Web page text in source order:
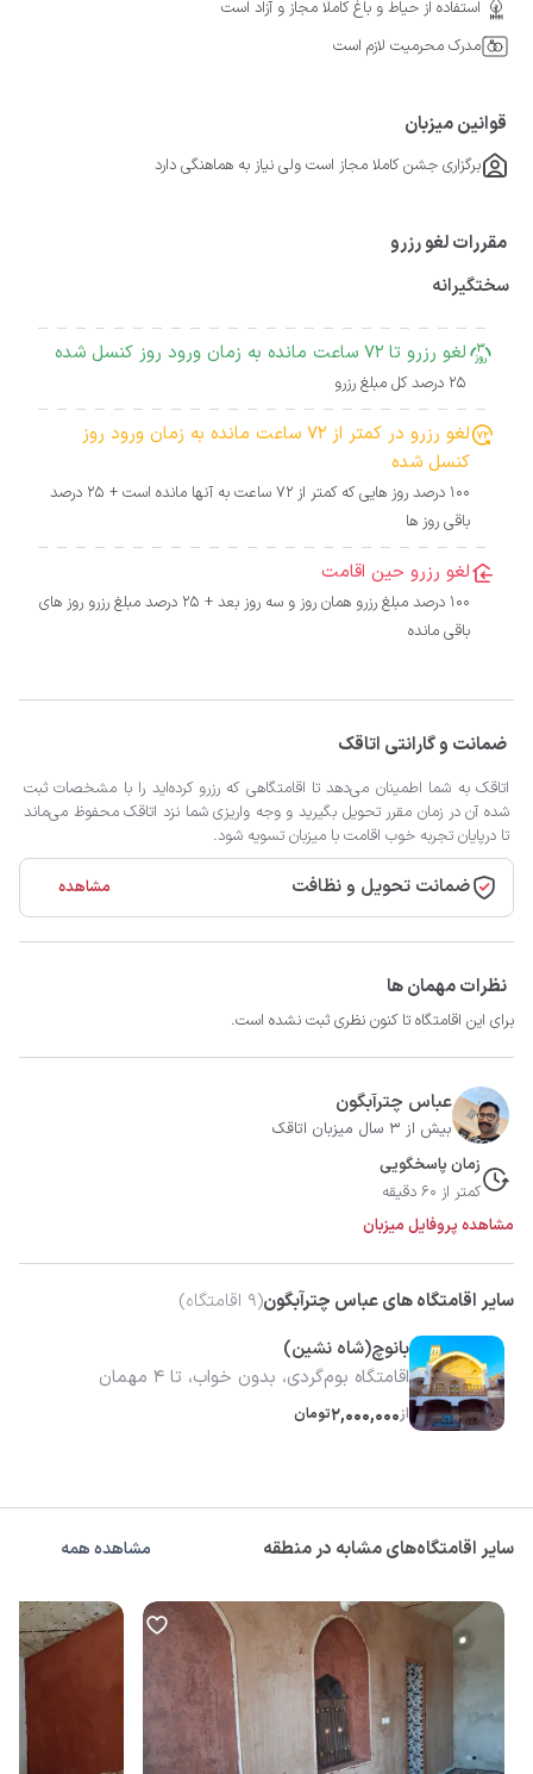
استفاده از حیاط و باغ کاملا مجاز و آزاد است
مدرک محرمیت لازم است
قوانین میزبان
برگزاری جشن کاملا مجاز است ولی نیاز به هماهنگی دارد
مقررات لغو رزرو
سختگیرانه
لغو رزرو تا 72 ساعت مانده به زمان ورود روز کنسل شده
25 درصد کل مبلغ رزرو
لغو رزرو در کمتر از 72 ساعت مانده به زمان ورود روز
کنسل شده
100 درصد روز هایی که کمتر از 72 ساعت به آنها مانده است + 25 درصد
باقی روز ها
لغو رزرو حین اقامت
100 درصد مبلغ رزرو همان روز و سه روز بعد + 25 درصد مبلغ رزرو روز های
باقی مانده
ضمانت و گارانتی اتاقک
اتاقک به شما اطمینان می‌دهد تا اقامتگاهی که رزرو کرده‌اید را با مشخصات ثبت
شده آن در زمان مقرر تحویل بگیرید و وجه واریزی شما نزد اتاقک محفوظ می‌ماند
تا درپایان تجربه خوب اقامت با میزبان تسویه شود.
ضمانت تحویل و نظافت مشاهده
نظرات مهمان ها
برای این اقامتگاه تا کنون نظری ثبت نشده است.
عباس چترآبگون
بیش از 3 سال میزبان اتاقک
زمان پاسخگویی
کمتر از 60 دقیقه
مشاهده پروفایل میزبان
سایر اقامتگاه های عباس چترآبگون(
9 اقامتگاه)
بانوچ(شاه نشین)
اقامتگاه بوم‌گردی، بدون خواب، تا 4 مهمان
از2,000,000تومان
سایر اقامتگاه‌های مشابه در منطقه مشاهده همه